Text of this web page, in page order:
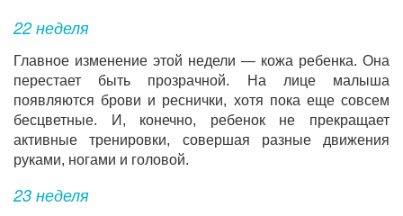
22 неделя
Главное изменение этой недели — кожа ребенка. Она
перестает быть прозрачной. На лице малыша
появляются брови и реснички, хотя пока еще совсем
бесцветные. И, конечно, ребенок не прекращает
активные тренировки, совершая разные движения
руками, ногами и головой.
23 неделя